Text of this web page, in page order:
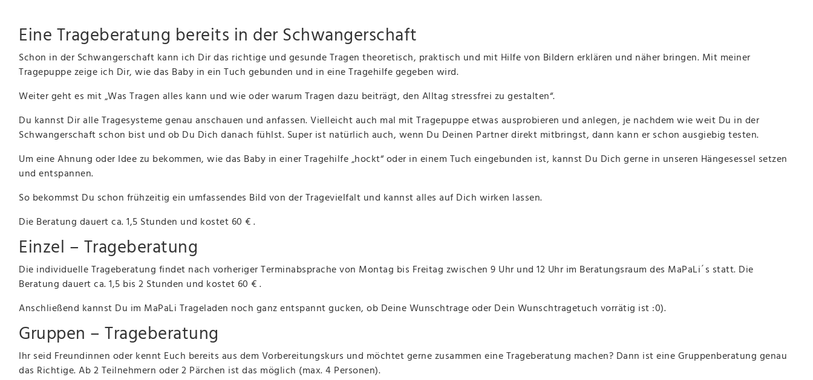
Eine Trageberatung bereits in der Schwangerschaft
Schon in der Schwangerschaft kann ich Dir das richtige und gesunde Tragen theoretisch, praktisch und mit Hilfe von Bildern erklären und näher bringen. Mit meiner
Tragepuppe zeige ich Dir, wie das Baby in ein Tuch gebunden und in eine Tragehilfe gegeben wird.
Weiter geht es mit „Was Tragen alles kann und wie oder warum Tragen dazu beiträgt, den Alltag stressfrei zu gestalten“.
Du kannst Dir alle Tragesysteme genau anschauen und anfassen. Vielleicht auch mal mit Tragepuppe etwas ausprobieren und anlegen, je nachdem wie weit Du in der
Schwangerschaft schon bist und ob Du Dich danach fühlst. Super ist natürlich auch, wenn Du Deinen Partner direkt mitbringst, dann kann er schon ausgiebig testen.
Um eine Ahnung oder Idee zu bekommen, wie das Baby in einer Tragehilfe „hockt“ oder in einem Tuch eingebunden ist, kannst Du Dich gerne in unseren Hängesessel setzen
und entspannen.
So bekommst Du schon frühzeitig ein umfassendes Bild von der Tragevielfalt und kannst alles auf Dich wirken lassen.
Die Beratung dauert ca. 1,5 Stunden und kostet 60 € .
Einzel – Trageberatung
Die individuelle Trageberatung findet nach vorheriger Terminabsprache von Montag bis Freitag zwischen 9 Uhr und 12 Uhr im Beratungsraum des MaPaLi´s statt. Die
Beratung dauert ca. 1,5 bis 2 Stunden und kostet 60 € .
Anschließend kannst Du im MaPaLi Trageladen noch ganz entspannt gucken, ob Deine Wunschtrage oder Dein Wunschtragetuch vorrätig ist :0).
Gruppen – Trageberatung
Ihr seid Freundinnen oder kennt Euch bereits aus dem Vorbereitungskurs und möchtet gerne zusammen eine Trageberatung machen? Dann ist eine Gruppenberatung genau
das Richtige. Ab 2 Teilnehmern oder 2 Pärchen ist das möglich (max. 4 Personen).